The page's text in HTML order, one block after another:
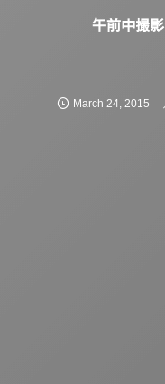
午前中撮
March 24, 2015